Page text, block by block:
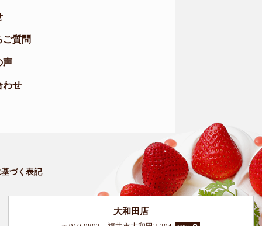
ご質問
声
わせ
づく表記
大和田店